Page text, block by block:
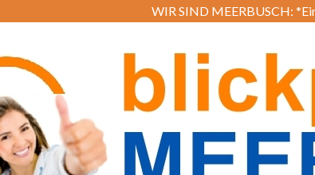
WIR SIND MEERBUSCH: